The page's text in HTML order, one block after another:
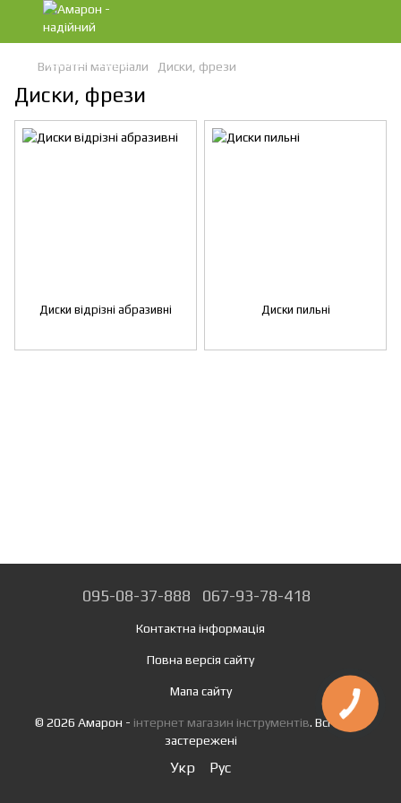
Витратні матеріали Диски, фрези
Диски, фрези
Диски відрізні абразивні Диски пильні
095-08-37-888 067-93-78-418
Контактна інформація
Повна версія сайту
Мапа сайту
© 2026 Амарон - інтернет магазин інструментів. Всі права
застережені
Укр Рус